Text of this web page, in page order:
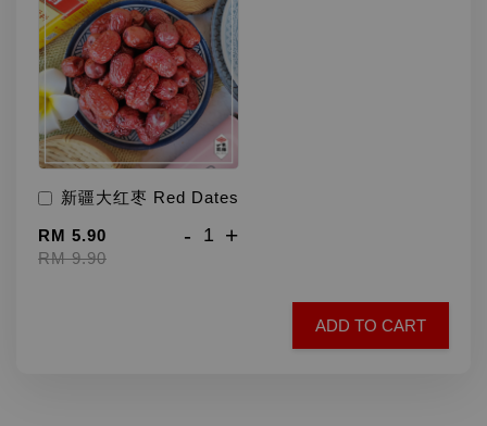
新疆大红枣 Red Dates
RM 5.90
RM 9.90
- +
ADD TO CART